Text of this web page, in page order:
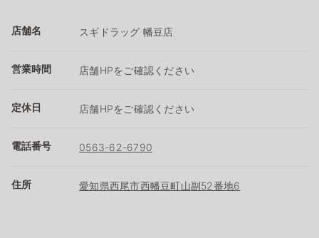
店舗名 スギドラッグ 幡豆店
営業時間 店舗HPをご確認ください
定休日 店舗HPをご確認ください
電話番号 0563-62-6790
住所 愛知県西尾市西幡豆町山副52番地6